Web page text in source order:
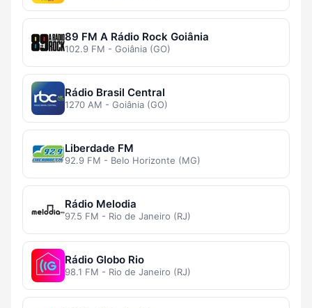
89 FM A Rádio Rock Goiânia
102.9 FM - Goiânia (GO)
Rádio Brasil Central
1270 AM - Goiânia (GO)
Liberdade FM
92.9 FM - Belo Horizonte (MG)
Rádio Melodia
97.5 FM - Rio de Janeiro (RJ)
Rádio Globo Rio
98.1 FM - Rio de Janeiro (RJ)